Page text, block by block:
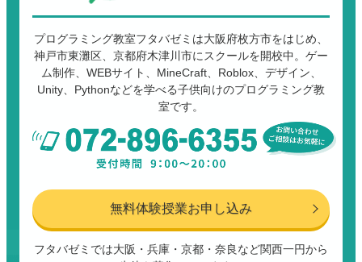
プログラミング教室フタバゼミは大阪府枚方市をはじめ、
神戸市東灘区、京都府木津川市にスクールを開校中。ゲー
ム制作、WEBサイト、MineCraft、Roblox、デザイン、
Unity、Pythonなどを学べる子供向けのプログラミング教
室です。
無料体験授業お申し込み
フタバゼミでは大阪・兵庫・京都・奈良など関西一円から